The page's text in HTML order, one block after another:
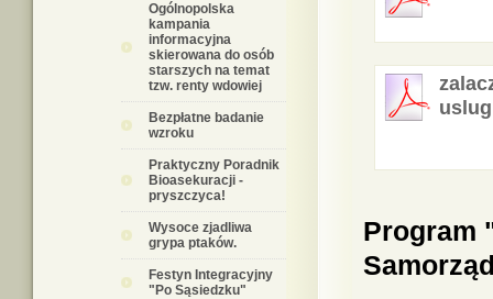
Ogólnopolska
kampania
informacyjna
skierowana do osób
starszych na temat
tzw. renty wdowiej
Bezpłatne badanie
wzroku
Praktyczny Poradnik
Bioasekuracji -
pryszczyca!
Wysoce zjadliwa
grypa ptaków.
Festyn Integracyjny
"Po Sąsiedzku"
uslug
Program